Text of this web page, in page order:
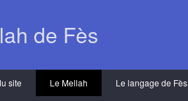
de Fès
site Le Mellah Le langage de Fès